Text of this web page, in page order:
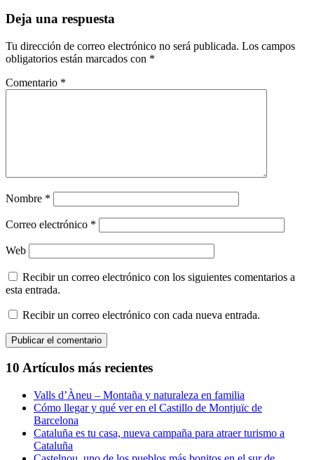
Deja una respuesta
Tu dirección de correo electrónico no será publicada. Los campos
obligatorios están marcados con *
Comentario *
Nombre *
Correo electrónico *
Web
Recibir un correo electrónico con los siguientes comentarios a
esta entrada.
Recibir un correo electrónico con cada nueva entrada.
10 Artículos más recientes
Valls d’Àneu – Montaña y naturaleza en familia
Cómo llegar y qué ver en el Castillo de Montjuïc de
Barcelona
Cataluña es tu casa, nueva campaña para atraer turismo a
Cataluña